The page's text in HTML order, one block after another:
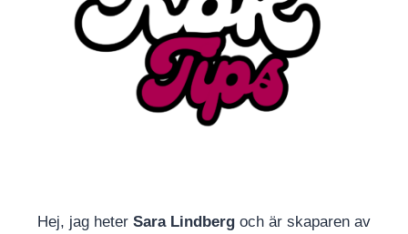
Hej, jag heter Sara Lindberg och är skaparen av